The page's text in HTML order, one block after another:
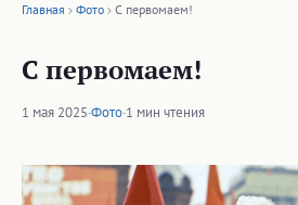
Главная Фото С первомаем!
С первомаем!
1 мая 2025·Фото·1 мин чтения